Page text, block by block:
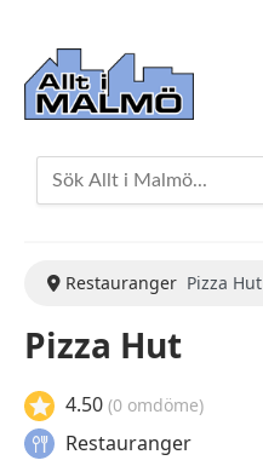
Restauranger Pizza Hut
Pizza Hut
4.50 (0 omdöme)
Restauranger